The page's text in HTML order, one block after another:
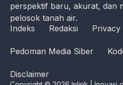
perspektif baru, akurat, dan
pelosok tanah air.
Indeks
Redaksi Privacy
Pedoman Media Siber
Disclaimer